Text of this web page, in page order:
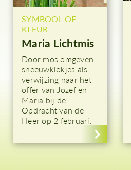
SYMBOOL OF
KLEUR
Maria Lichtmis
Door mos omgeven
sneeuwklokjes als
verwijzing naar het
offer van Jozef en
Maria bij de
Opdracht van de
Heer op 2 februari.